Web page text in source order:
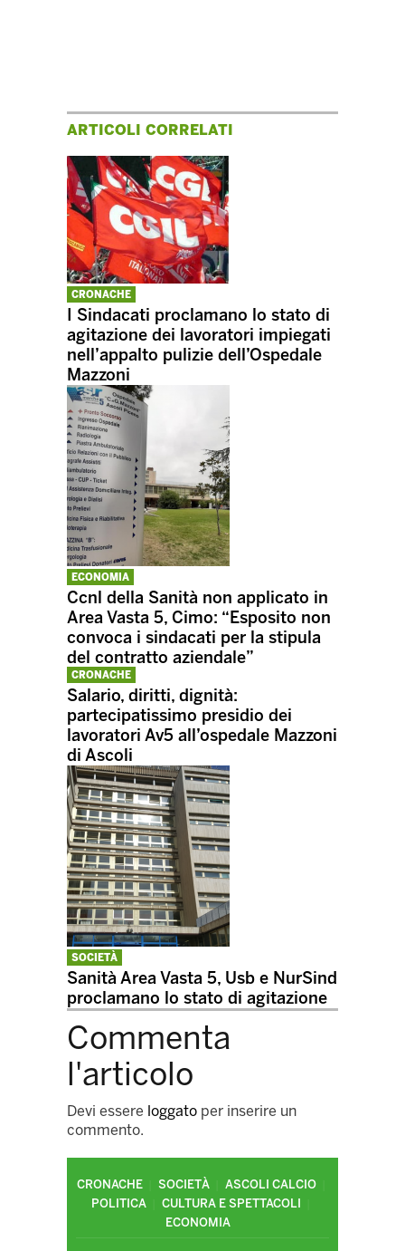
ARTICOLI CORRELATI
CRONACHE
I Sindacati proclamano lo stato di
agitazione dei lavoratori impiegati
nell’appalto pulizie dell’Ospedale
Mazzoni
ECONOMIA
Ccnl della Sanità non applicato in
Area Vasta 5, Cimo: “Esposito non
convoca i sindacati per la stipula
del contratto aziendale”
CRONACHE
Salario, diritti, dignità:
partecipatissimo presidio dei
lavoratori Av5 all’ospedale Mazzoni
di Ascoli
SOCIETÀ
Sanità Area Vasta 5, Usb e NurSind
proclamano lo stato di agitazione
Commenta
l'articolo
Devi essere loggato per inserire un
commento.
CRONACHE SOCIETÀ
ASCOLI CALCIO
POLITICA
CULTURA E SPETTACOLI
ECONOMIA